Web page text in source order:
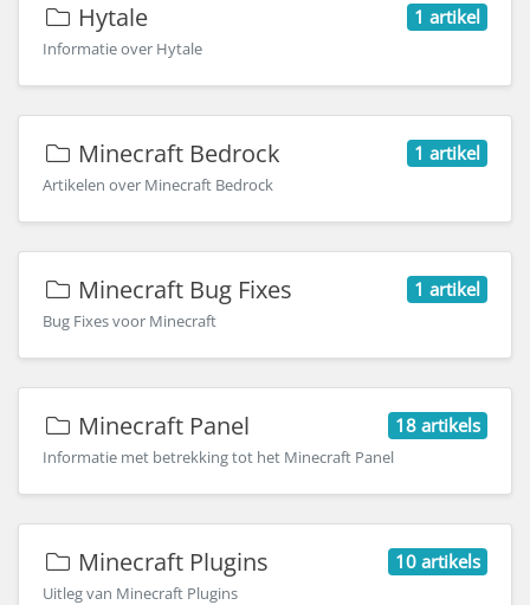
Hytale 1 artikel
Informatie over Hytale
Minecraft Bedrock 1 artikel
Artikelen over Minecraft Bedrock
Minecraft Bug Fixes 1 artikel
Bug Fixes voor Minecraft
Minecraft Panel 18 artikels
Informatie met betrekking tot het Minecraft Panel
Minecraft Plugins 10 artikels
Uitleg van Minecraft Plugins